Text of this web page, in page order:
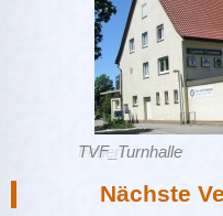
Ferien
TVF_Turnhalle
Nächste
Di 11.08.:Minidisco